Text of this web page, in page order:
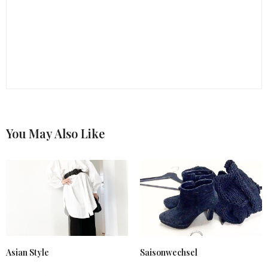
You May Also Like
Asian Style Saisonwechsel